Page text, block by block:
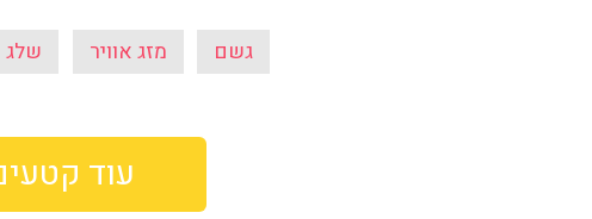
גשם מזג אוויר שלג
עוד